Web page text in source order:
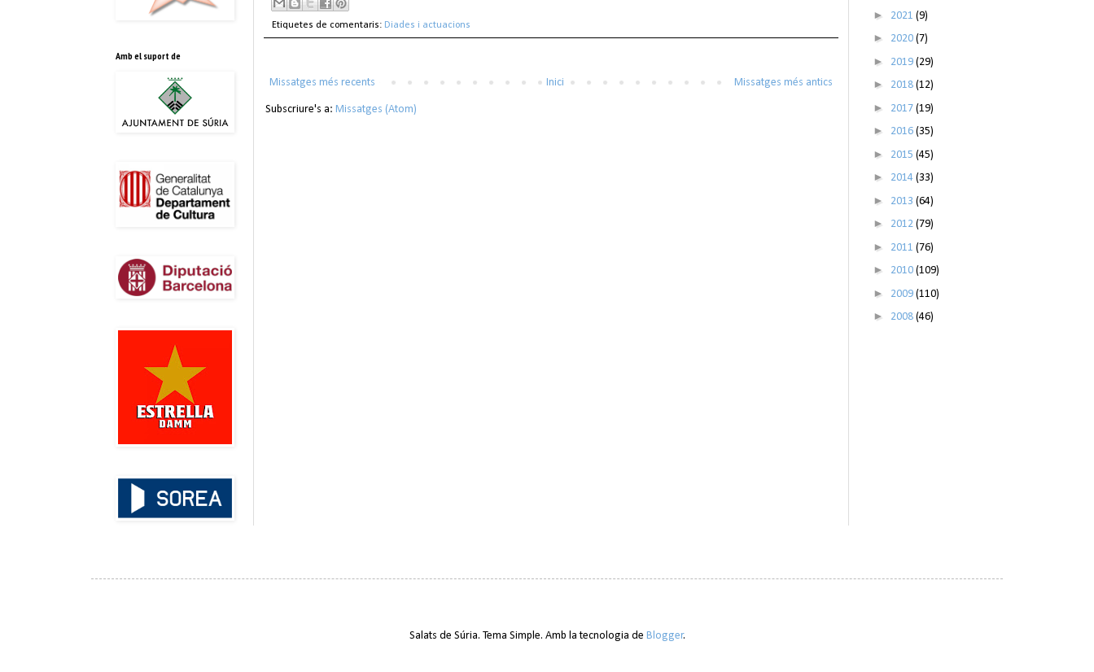
Etiquetes de comentaris: Diades i actuacions
Missatges més recents Missatges més antics
Inici
Subscriure's a: Missatges (Atom)
Amb el suport de
► 2021 (9)
► 2020 (7)
► 2019 (29)
► 2018 (12)
► 2017 (19)
► 2016 (35)
► 2015 (45)
► 2014 (33)
► 2013 (64)
► 2012 (79)
► 2011 (76)
► 2010 (109)
► 2009 (110)
► 2008 (46)
Salats de Súria. Tema Simple. Amb la tecnologia de Blogger.